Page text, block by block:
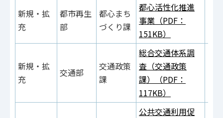
新規・拡
充
都市再生
部
都心まち
づくり課
都心活性化推進
事業（PDF：
151KB）
新規・拡
充
交通部
交通政策
課
総合交通体系調
査（交通政策
課）（PDF：
117KB）
公共交通利用促